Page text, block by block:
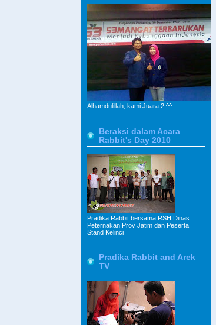
Alhamdulillah, kami Juara 2 ^^
Beraksi dalam Acara
Rabbit's Day 2010
Pradika Rabbit bersama RSH Dinas
Peternakan Prov Jatim dan Peserta
Stand Kelinci
Pradika Rabbit and Arek
TV